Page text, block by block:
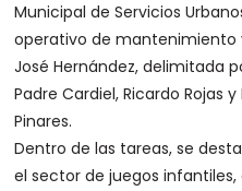
Municipal de Servicios
operativo de mantenimiento
José Hernández, delimitada
Padre Cardiel, Ricardo Rojas
Pinares.
Dentro de las tareas, se
el sector de juegos infantiles,